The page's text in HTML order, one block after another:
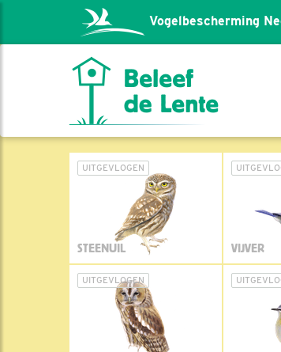
Vogelbescherming
UITGEVLOGEN
STEENUIL VIJVER
UITGEVLOGEN